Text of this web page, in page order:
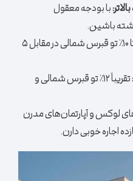
با بودجه معقول
باشین.
میانگین ۷ تا ۱۰٪ تو قبرس شمالی در مقابل ۵
تقریباً ۱۲٪ تو قبرس شمالی و
لوکس و آپارتمان‌های مدرن
اجاره خوبی دارن.